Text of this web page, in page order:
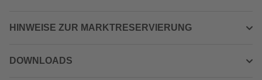
HINWEISE ZUR MARKTRESERVIERUNG
DOWNLOADS